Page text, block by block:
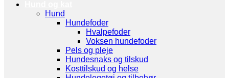
Hund
Hundefoder
Hvalpefoder
Voksen hundefoder
Pels og pleje
Hundesnaks og tilskud
Kosttilskud og helse